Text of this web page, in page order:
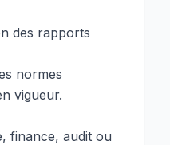
des rapports
normes
vigueur.
finance, audit ou